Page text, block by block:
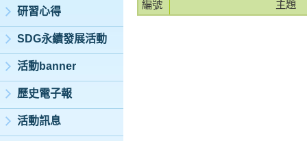
研習心得
SDG永續發展活動
活動banner
歷史電子報
活動訊息
編號 主題